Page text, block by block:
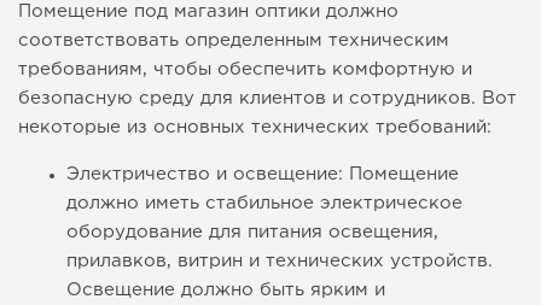
Помещение под магазин оптики должно
соответствовать определенным техническим
требованиям, чтобы обеспечить комфортную и
безопасную среду для клиентов и сотрудников. Вот
некоторые из основных технических требований:
Электричество и освещение: Помещение
должно иметь стабильное электрическое
оборудование для питания освещения,
прилавков, витрин и технических устройств.
Освещение должно быть ярким и